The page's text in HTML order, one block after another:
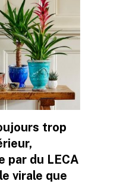
trop
par du LECA
virale que